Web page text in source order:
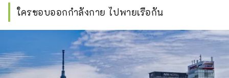
ใครชอบออกกำลังกาย ไปพายเรือกัน